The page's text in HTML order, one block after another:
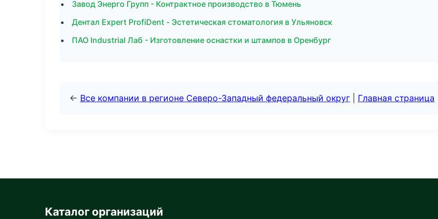
Завод Энерго Групп - Контрактное производство в Тюмень
Дентал Expert ProfiDent - Эстетическая стоматология в Ульяновск
ПАО Industrial Лаб - Изготовление оснастки и штампов в Оренбург
← Все компании в регионе Северо-Западный федеральный округ Главная страница
Каталог организаций